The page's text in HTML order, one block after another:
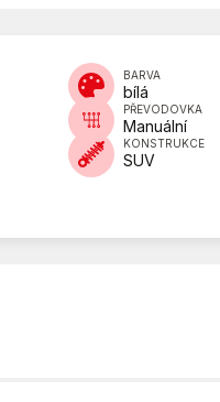
BARVA
bílá
PŘEVODOVKA
Manuální
KONSTRUKCE
SUV